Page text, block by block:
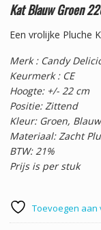
Kat Blauw Groen
Een vrolijke Pluche
Merk : Candy
Keurmerk : CE
Hoogte: +/- 22 cm
Positie: Zittend
Kleur: Groen,
Materiaal: Zacht
BTW: 21%
Prijs is per stuk
Toevoegen aan